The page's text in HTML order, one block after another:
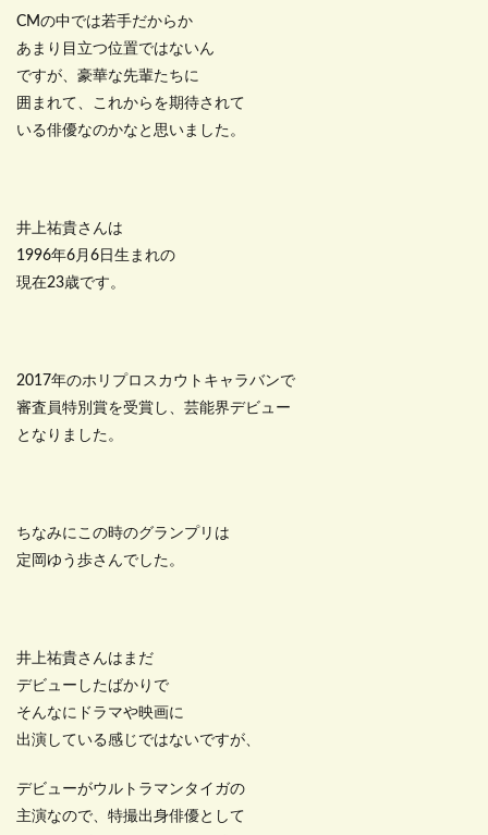
CMの中では若手だからか
あまり目立つ位置ではないん
ですが、豪華な先輩たちに
囲まれて、これからを期待されて
いる俳優なのかなと思いました。
井上祐貴さんは
1996年6月6日生まれの
現在23歳です。
2017年のホリプロスカウトキャラバンで
審査員特別賞を受賞し、芸能界デビュー
となりました。
ちなみにこの時のグランプリは
定岡ゆう歩さんでした。
井上祐貴さんはまだ
デビューしたばかりで
そんなにドラマや映画に
出演している感じではないですが、
デビューがウルトラマンタイガの
主演なので、特撮出身俳優として